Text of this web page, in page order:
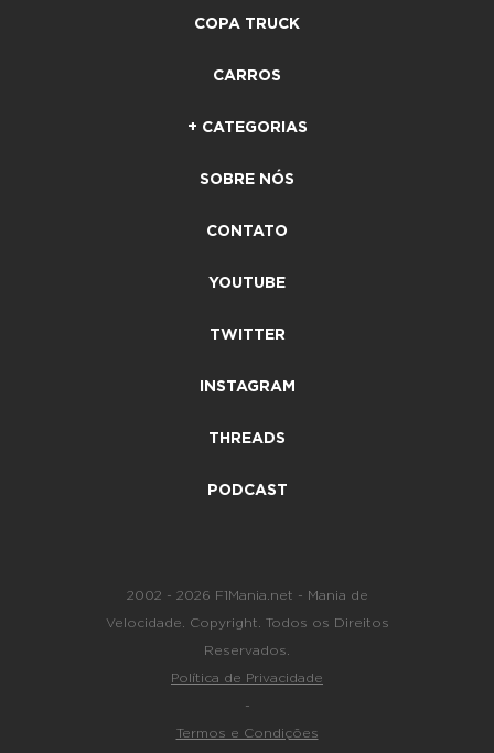
COPA TRUCK
CARROS
+ CATEGORIAS
SOBRE NÓS
CONTATO
YOUTUBE
TWITTER
INSTAGRAM
THREADS
PODCAST
2002 - 2026 F1Mania.net - Mania de
Velocidade. Copyright. Todos os Direitos
Reservados.
Política de Privacidade
-
Termos e Condições